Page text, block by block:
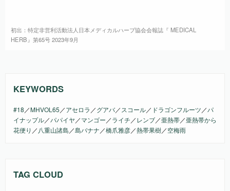
初出：特定非営利活動法人日本メディカルハーブ協会会報誌『 MEDICAL
HERB』第65号 2023年9月
KEYWORDS
#18 ／MHVOL65 ／アセロラ ／グアバ／ スコール／ ドラゴンフルーツ ／パ
イナップル／パパイヤ ／マンゴー ／ライチ ／レンブ／亜熱帯／亜熱帯から
花便り ／ 八重山諸島 ／島バナナ ／橋爪雅彦／熱帯果樹／空梅雨
TAG CLOUD